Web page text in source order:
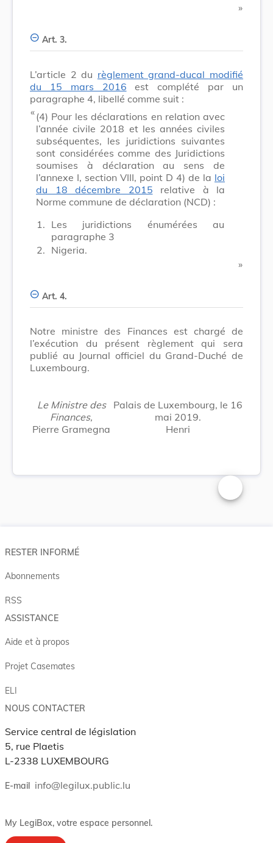
​ »
Art. 3.
L’article 2 du règlement grand-ducal modifié
du 15 mars 2016 est complété par un
paragraphe 4, libellé comme suit :
​ «(4) Pour les déclarations en relation avec
l’année civile 2018 et les années civiles
subséquentes, les juridictions suivantes
sont considérées comme des Juridictions
soumises à déclaration au sens de
l’annexe I, section VIII, point D 4) de la loi
du 18 décembre 2015 relative à la
Norme commune de déclaration (NCD) :
1. Les juridictions énumérées au
paragraphe 3
2. Nigeria.
​ »
Art. 4.
Notre ministre des Finances est chargé de
l’exécution du présent règlement qui sera
publié au Journal officiel du Grand-Duché de
Luxembourg.
Le Ministre des
Finances,
Pierre Gramegna
Palais de Luxembourg, le 16
mai 2019.
Henri
Changer la
RESTER INFORMÉ
Abonnements
RSS
ASSISTANCE
Aide et à propos
Projet Casemates
ELI
NOUS CONTACTER
Service central de législation
5, rue Plaetis
L-2338 LUXEMBOURG
E-mail info@legilux.public.lu
My LegiBox, votre espace personnel.